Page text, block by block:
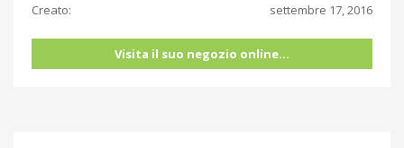
Creato:
settembre 17, 2016
Visita il suo negozio online...